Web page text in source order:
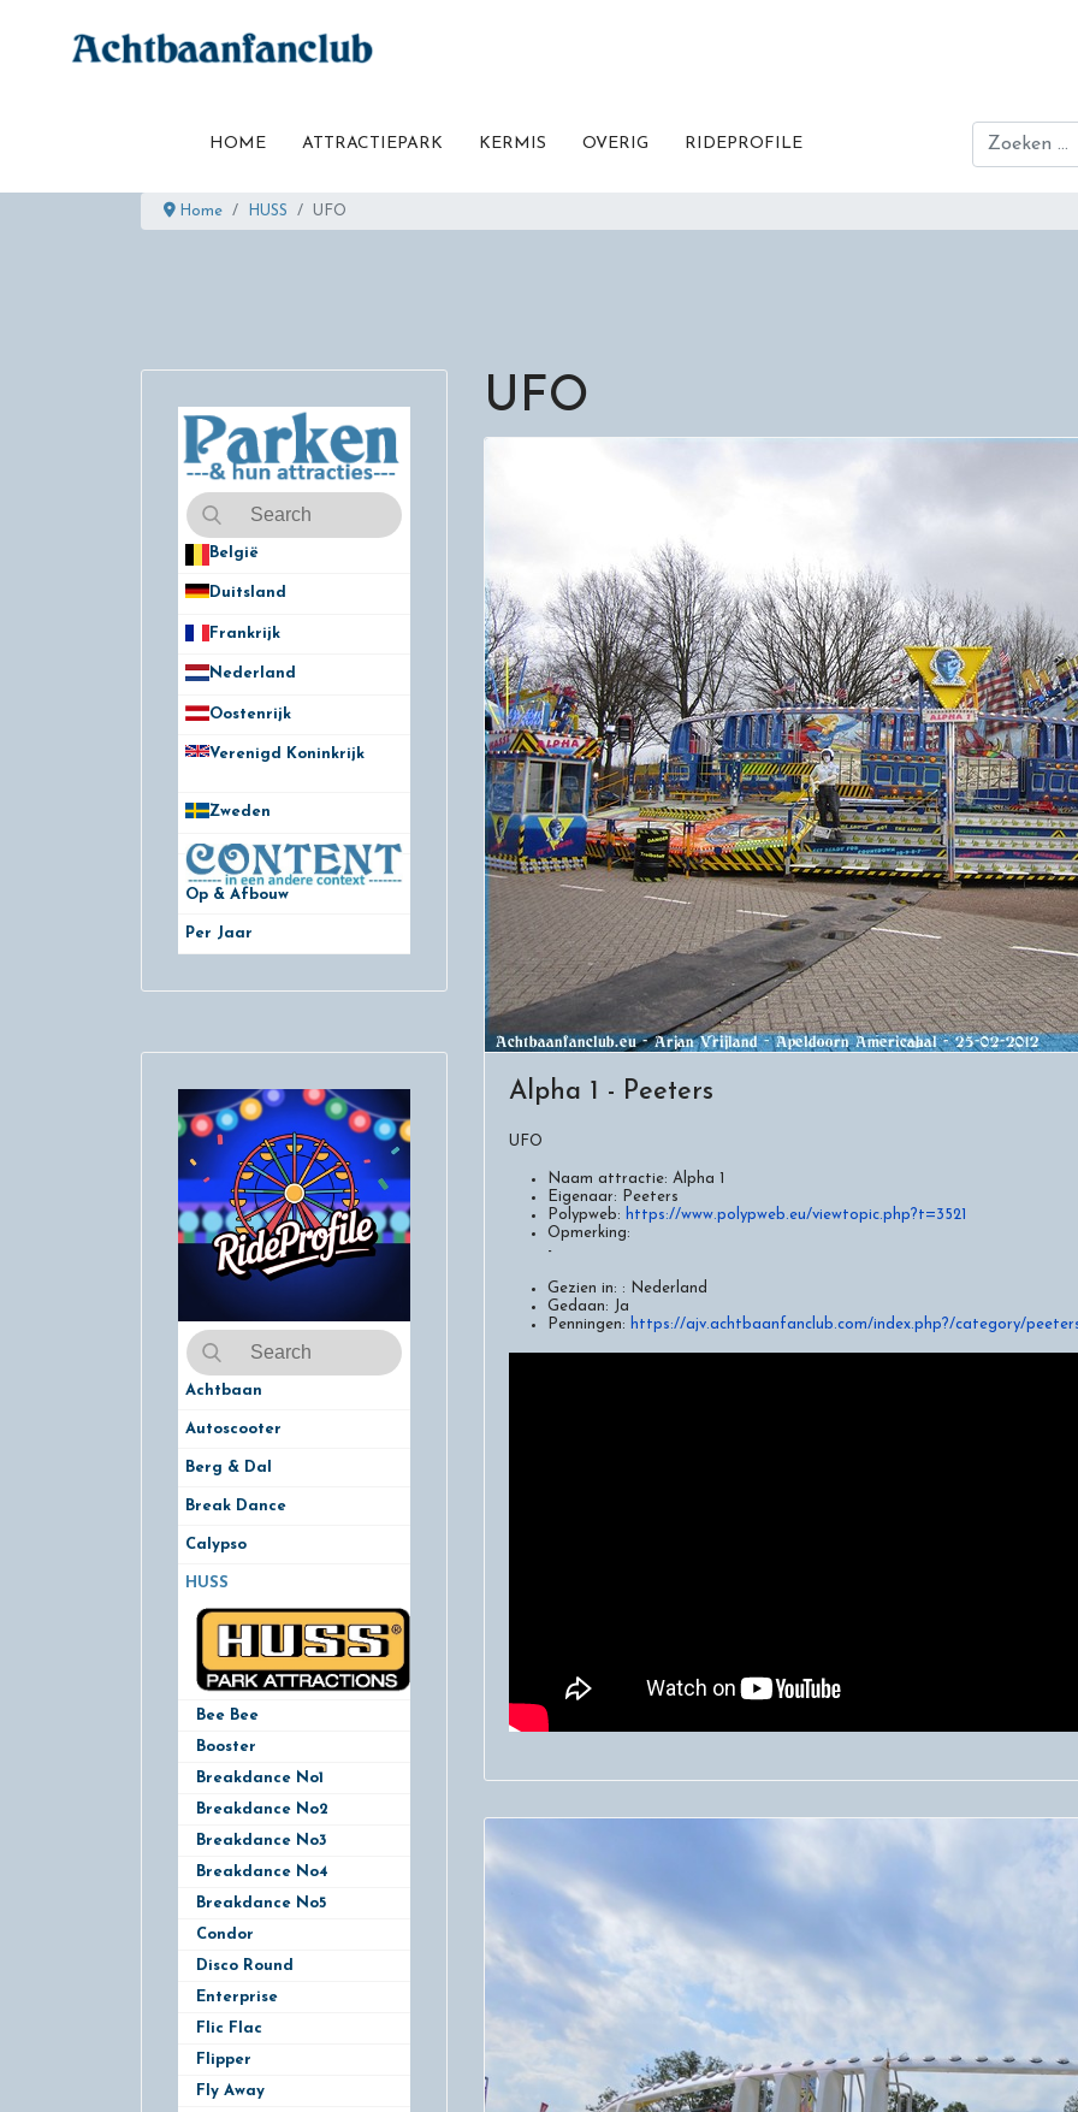
HOME ATTRACTIEPARK KERMIS OVERIG RIDEPROFILE
Zoeken
Home HUSS UFO
België
Duitsland
Frankrijk
Nederland
Oostenrijk
Verenigd Koninkrijk
Zweden
Op & Afbouw
Per Jaar
Achtbaan
Autoscooter
Berg & Dal
Break Dance
Calypso
HUSS
Bee Bee
Booster
Breakdance No1
Breakdance No2
Breakdance No3
Breakdance No4
Breakdance No5
Condor
Disco Round
Enterprise
Flic Flac
Flipper
Fly Away
UFO
Alpha 1 - Peeters
UFO
Naam attractie: Alpha 1
Eigenaar:
Peeters
Polypweb: https://www.polypweb.eu/viewtopic.php?t=3521
Opmerking:
-
Gezien in: :
Nederland
Gedaan: Ja
Penningen: https://ajv.achtbaanfanclub.com/index.php?/category/